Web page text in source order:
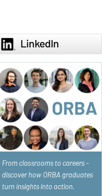
LinkedIn
From classrooms to careers -
discover how ORBA graduates
turn insights into action.